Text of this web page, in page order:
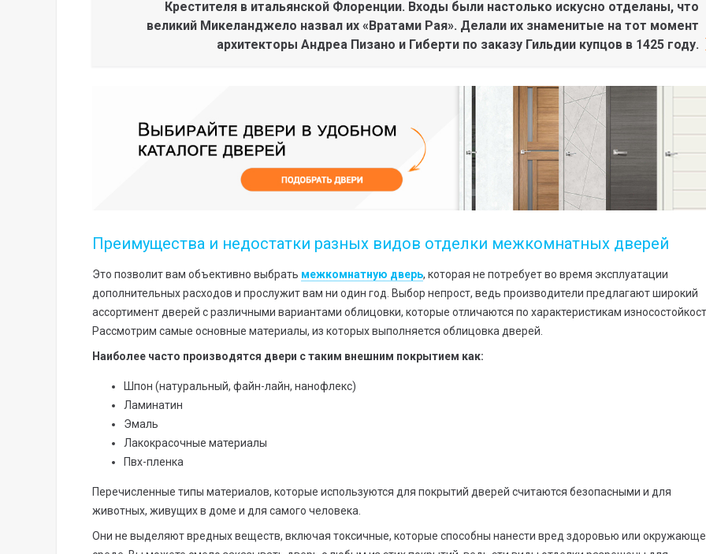
Крестителя в итальянской Флоренции. Входы были настолько искусно отделаны, что
великий Микеланджело назвал их «Вратами Рая». Делали их знаменитые на тот момент
архитекторы Андреа Пизано и Гиберти по заказу Гильдии купцов в 1425 году.
Преимущества и недостатки разных видов отделки межкомнатных дверей
Это позволит вам объективно выбрать межкомнатную дверь, которая не потребует во время эксплуатации
дополнительных расходов и прослужит вам ни один год. Выбор непрост, ведь производители предлагают широкий
ассортимент дверей с различными вариантами облицовки, которые отличаются по характеристикам
Рассмотрим самые основные материалы, из которых выполняется облицовка дверей.
Наиболее часто производятся двери с таким внешним покрытием как:
Шпон (натуральный, файн-лайн, нанофлекс)
Ламинатин
Эмаль
Лакокрасочные материалы
Пвх-пленка
Перечисленные типы материалов, которые используются для покрытий дверей считаются безопасными и для
животных, живущих в доме и для самого человека.
Они не выделяют вредных веществ, включая токсичные, которые способны нанести вред здоровью или